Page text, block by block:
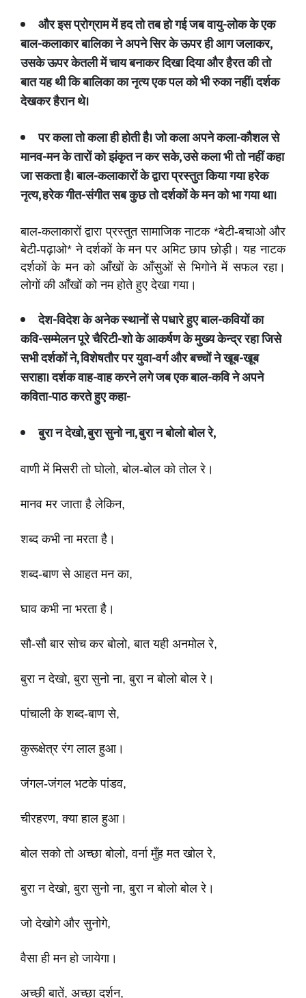
और इस प्रोग्राम में हद तो तब हो गई जब वायु-लोक के एक
बाल-कलाकार बालिका ने अपने सिर के ऊपर ही आग जलाकर,
उसके ऊपर केतली में चाय बनाकर दिखा दिया और हैरत की तो
बात यह थी कि बालिका का नृत्य एक पल को भी रुका नहीं। दर्शक
देखकर हैरान थे।
पर कला तो कला ही होती है। जो कला अपने कला-कौशल से
मानव-मन के तारों को झंकृत न कर सके,उसे कला भी तो नहीं कहा
जा सकता है। बाल-कलाकारों के द्वारा प्रस्तुत किया गया हरेक
नृत्य,हरेक गीत-संगीत सब कुछ तो दर्शकों के मन को भा गया था।
बाल-कलाकारों द्वारा प्रस्तुत सामाजिक नाटक *बेटी-बचाओ और
बेटी-पढ़ाओ* ने दर्शकों के मन पर अमिट छाप छोड़ी। यह नाटक
दर्शकों के मन को आँखों के आँसुओं से भिगोने में सफल रहा।
लोगों की आँखों को नम होते हुए देखा गया।
देश-विदेश के अनेक स्थानों से पधारे हुए बाल-कवियों का
कवि-सम्मेलन पूरे चैरिटी-शो के आकर्षण के मुख्य केन्द्र रहा जिसे
सभी दर्शकों ने,विशेषतौर पर युवा-वर्ग और बच्चों ने खूब-खूब
सराहा। दर्शक वाह-वाह करने लगे जब एक बाल-कवि ने अपने
कविता-पाठ करते हुए कहा-
बुरा न देखो,बुरा सुनो ना,बुरा न बोलो बोल रे,
वाणी में मिसरी तो घोलो, बोल-बोल को तोल रे।
मानव मर जाता है लेकिन,
शब्द कभी ना मरता है।
शब्द-बाण से आहत मन का,
घाव कभी ना भरता है।
सौ-सौ बार सोच कर बोलो, बात यही अनमोल रे,
बुरा न देखो, बुरा सुनो ना, बुरा न बोलो बोल रे।
पांचाली के शब्द-बाण से,
कुरूक्षेत्र रंग लाल हुआ।
जंगल-जंगल भटके पांडव,
चीरहरण, क्या हाल हुआ।
बोल सको तो अच्छा बोलो, वर्ना मुँह मत खोल रे,
बुरा न देखो, बुरा सुनो ना, बुरा न बोलो बोल रे।
जो देखोगे और सुनोगे,
वैसा ही मन हो जायेगा।
अच्छी बातें, अच्छा दर्शन,